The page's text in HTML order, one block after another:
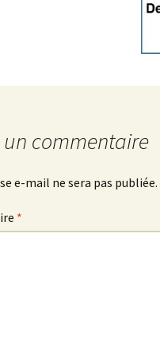
un commentaire
e-mail ne sera pas publiée.
*